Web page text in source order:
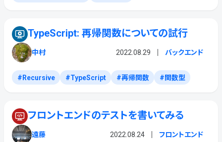
TypeScript: 再帰関数についての試行
中村 2022.08.29 バックエンド
Recursive TypeScript 再帰関数 関数型
フロントエンドのテストを書いてみる
遠藤 2022.08.24 フロントエンド